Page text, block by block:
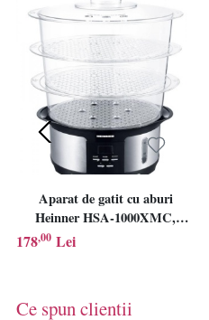
Aparat de gatit cu aburi
Heinner HSA-1000XMC,
Putere 1000W, Capacitate 12L,
178,00 Lei
Ce spun clientii